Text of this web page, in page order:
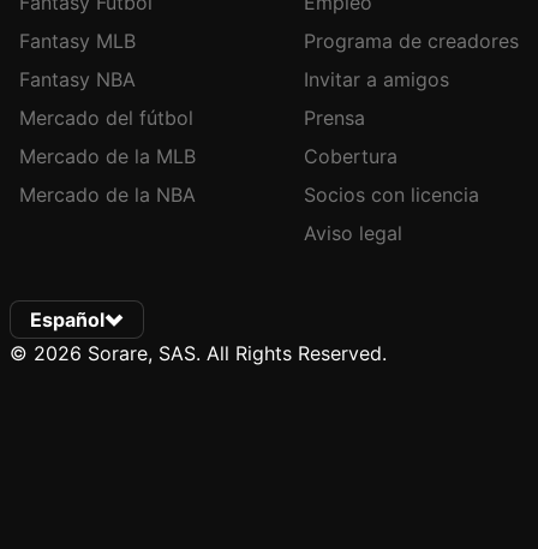
Fantasy MLB
Fantasy NBA
Mercado del fútbol
Mercado de la MLB
Mercado de la NBA
Programa de creadores
Invitar a amigos
Prensa
Cobertura
Socios con licencia
Aviso legal
Español
© 2026 Sorare, SAS. All Rights Reserved.